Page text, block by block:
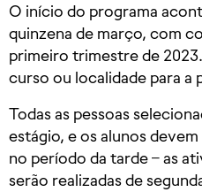
O início do programa
quinzena de março, com
primeiro trimestre de
curso ou localidade para a
Todas as pessoas
estágio, e os alunos
no período da tarde – as
serão realizadas de